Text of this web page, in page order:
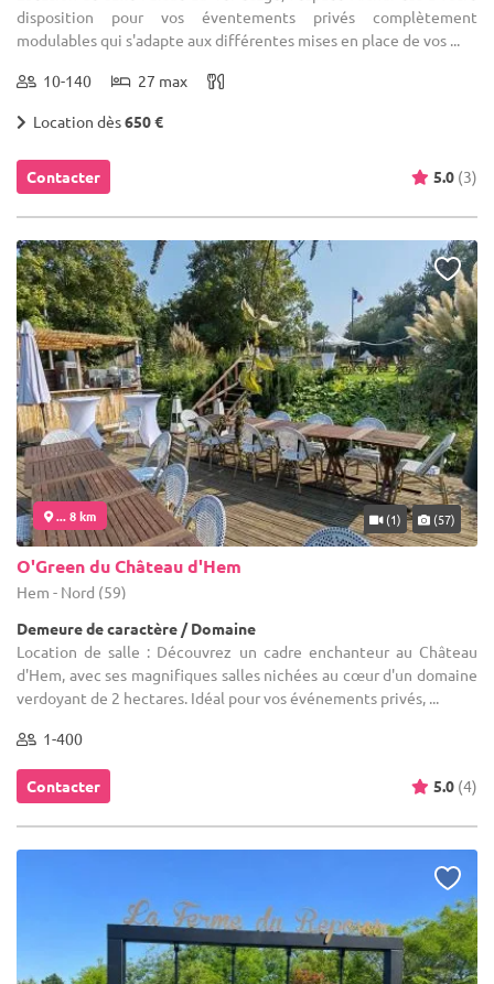
disposition pour vos éventements privés complètement
modulables qui s'adapte aux différentes mises en place de vos ...
10-140 27 max
Location dès650 €
Contacter 5.0 (3)
... 8 km (1) (57)
O'Green du Château d'Hem
Hem - Nord (59)
Demeure de caractère / Domaine
Location de salle : Découvrez un cadre enchanteur au Château
d'Hem, avec ses magnifiques salles nichées au cœur d'un domaine
verdoyant de 2 hectares. Idéal pour vos événements privés, ...
1-400
Contacter 5.0 (4)